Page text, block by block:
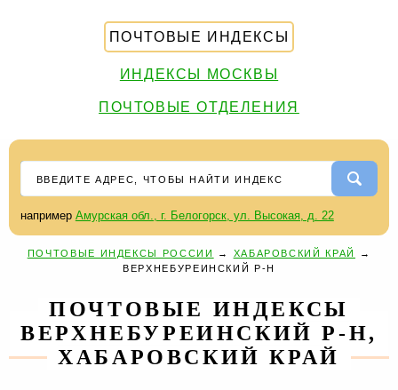
ПОЧТОВЫЕ ИНДЕКСЫ
ИНДЕКСЫ МОСКВЫ
ПОЧТОВЫЕ ОТДЕЛЕНИЯ
например Амурская обл., г. Белогорск, ул. Высокая, д. 22
ПОЧТОВЫЕ ИНДЕКСЫ РОССИИ → ХАБАРОВСКИЙ КРАЙ
→
ВЕРХНЕБУРЕИНСКИЙ Р-Н
ПОЧТОВЫЕ ИНДЕКСЫ
ВЕРХНЕБУРЕИНСКИЙ Р-Н,
ХАБАРОВСКИЙ КРАЙ